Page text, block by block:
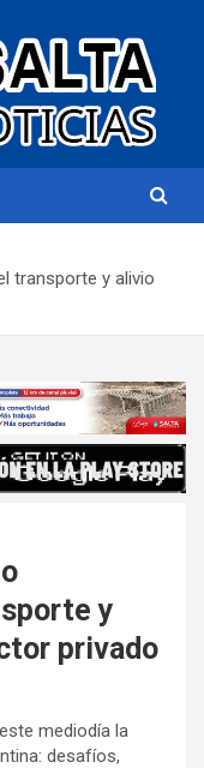
transporte y alivio
y
privado
mediodía la
desafíos,